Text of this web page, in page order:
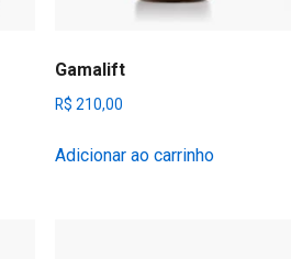
Gamalift
R$ 210,00
Adicionar ao carrinho